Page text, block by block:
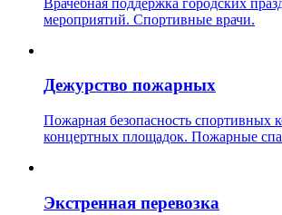
мероприятий. Спортивные врачи.
Дежурство пожарных
Пожарная безопасность спортивных
концертных площадок. Пожарные
Экстренная перевозка